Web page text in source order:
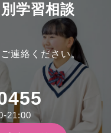
学習相談
連絡ください。
21:00